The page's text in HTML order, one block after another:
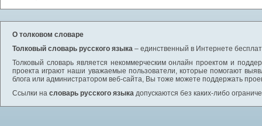
О толковом словаре
Толковый словарь русского языка – единственный в Интернете
Толковый словарь является некоммерческим онлайн проектом и
проекта играют наши уважаемые пользователи, которые помогают
блога или администратором веб-сайта, Вы тоже можете поддержать
Ссылки на словарь русского языка допускаются без каких-либо